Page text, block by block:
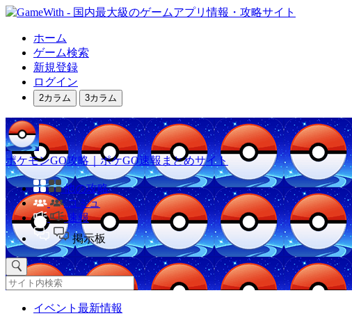
ホーム
ゲーム検索
新規登録
ログイン
2カラム 3カラム
ポケモンGO攻略｜ポケGO速報まとめサイト
他の攻略
コミュ
速報
掲示板
イベント最新情報